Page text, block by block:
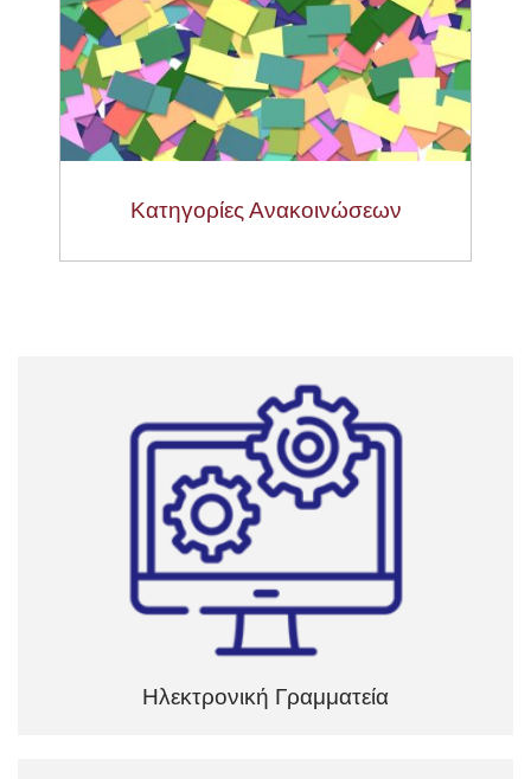
Κατηγορίες Ανακοινώσεων
Ηλεκτρονική Γραμματεία